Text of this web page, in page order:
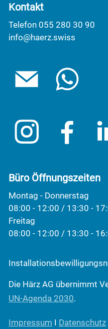
Kontakt
Telefon 055 280 30 90
info@haerz.swiss
Büro Öffnungszeiten
Montag - Donnerstag
08:00 - 12:00 / 13:30 -
Freitag
08:00 - 12:00 / 13:30 -
Die Härz AG übernimmt
UN-Agenda 2030.
Impressum I Datenschutz